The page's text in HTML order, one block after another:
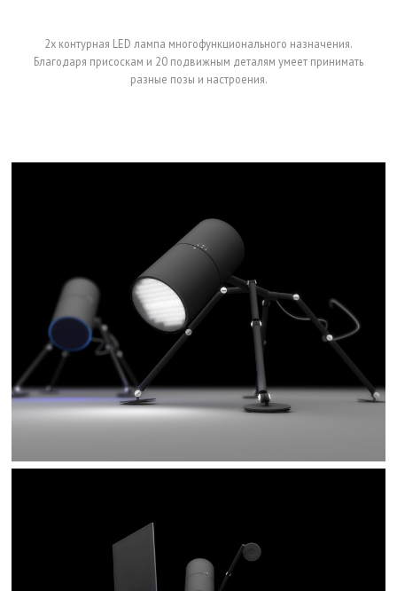
2х контурная LED лампа многофункционального назначения.
Благодаря присоскам и 20 подвижным деталям умеет принимать
разные позы и настроения.